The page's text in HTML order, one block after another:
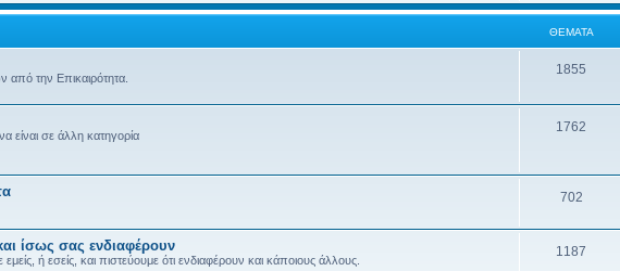
ΘΈΜΑΤΑ
από την Επικαιρότητα.
1855
είναι σε άλλη κατηγορία
1762
702
ίσως σας ενδιαφέρουν
ή εσείς, και πιστεύουμε ότι ενδιαφέρουν και κάποιους άλλους.
1187